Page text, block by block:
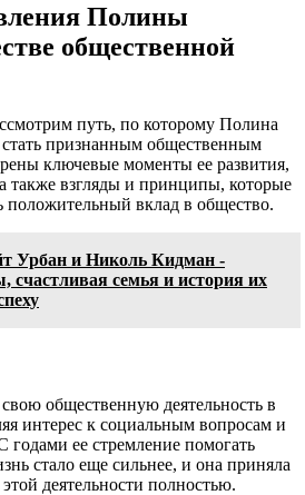
Полины
общественной
путь, по которому Полина
признанным общественным
ключевые моменты ее развития,
также взгляды и принципы, которые
положительный вклад в общество.
Урбан и Николь Кидман -
счастливая семья и история их
общественную деятельность в
интерес к социальным вопросам и
годами ее стремление помогать
стало еще сильнее, и она приняла
деятельности полностью.